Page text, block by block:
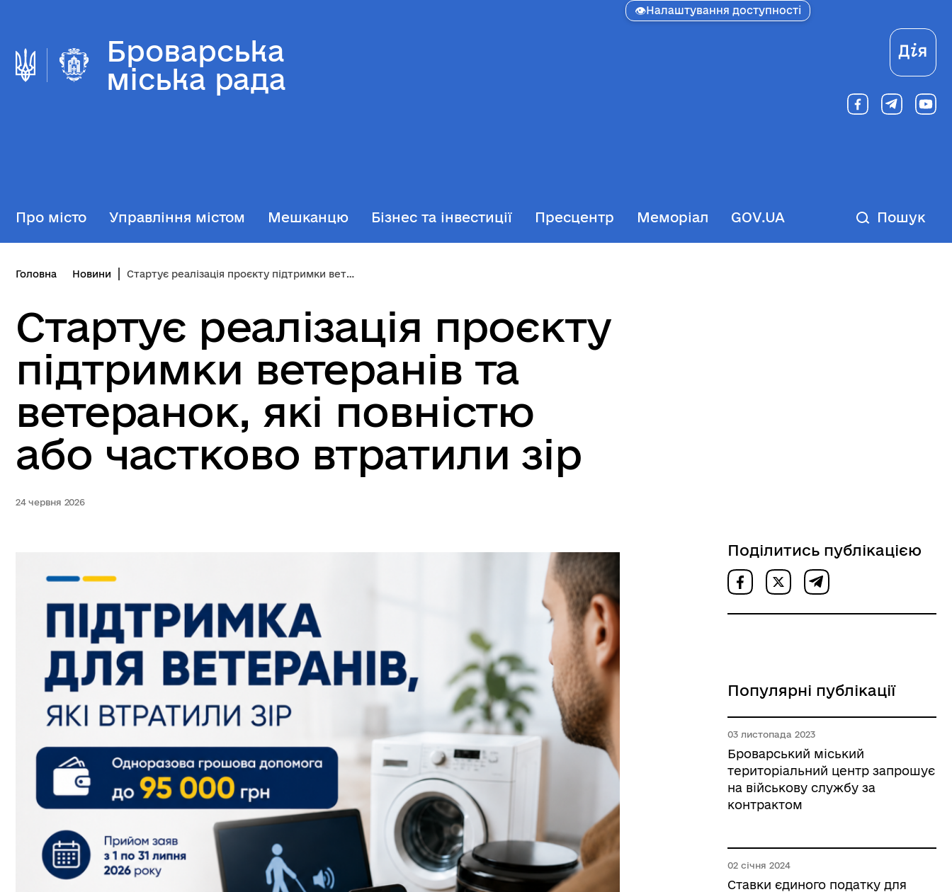
Броварська
міська рада
👁Налаштування доступності
Про місто Управління містом Мешканцю Бізнес та інвестиції Пресцентр Меморіал GOV.UA Пошук
Головна Новини Стартує реалізація проєкту підтримки ветеранів та ветеранок, які повністю або частково втратили зір
Стартує реалізація проєкту
підтримки ветеранів та
ветеранок, які повністю
або частково втратили зір
24 червня 2026
Поділитись публікацією
Популярні публікації
03 листопада 2023
Броварський міський
територіальний центр запрошує
на військову службу за
контрактом
02 січня 2024
Ставки єдиного податку для